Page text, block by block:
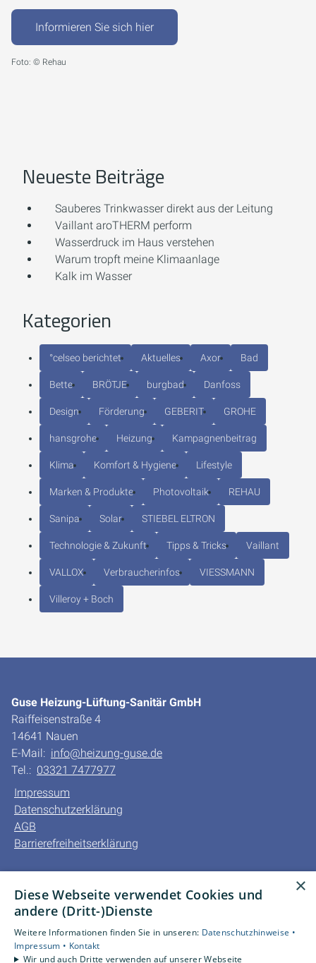
Informieren Sie sich hier
Foto: © Rehau
Neueste Beiträge
Sauberes Trinkwasser direkt aus der Leitung
Vaillant aroTHERM perform
Wasserdruck im Haus verstehen
Warum tropft meine Klimaanlage
Kalk im Wasser
Kategorien
°celseo berichtet Aktuelles Axor Bad
Bette BRÖTJE burgbad Danfoss
Design Förderung GEBERIT GROHE
hansgrohe Heizung Kampagnenbeitrag
Klima Komfort & Hygiene Lifestyle
Marken & Produkte Photovoltaik REHAU
Sanipa Solar STIEBEL ELTRON
Technologie & Zukunft Tipps & Tricks Vaillant
VALLOX Verbraucherinfos VIESSMANN
Villeroy + Boch
Guse Heizung-Lüftung-Sanitär GmbH
Raiffeisenstraße 4
14641 Nauen
E-Mail: info@heizung-guse.de
Tel.: 03321 7477977
Impressum
Datenschutzerklärung
AGB
Barrierefreiheitserklärung
Privatkunden
Gewerbekunden
Karriere
Unternehmen
×
Diese Webseite verwendet Cookies und
andere (Dritt-)Dienste
Weitere Informationen finden Sie in unseren: Datenschutzhinweise •
Impressum • Kontakt
Wir und auch Dritte verwenden auf unserer Webseite